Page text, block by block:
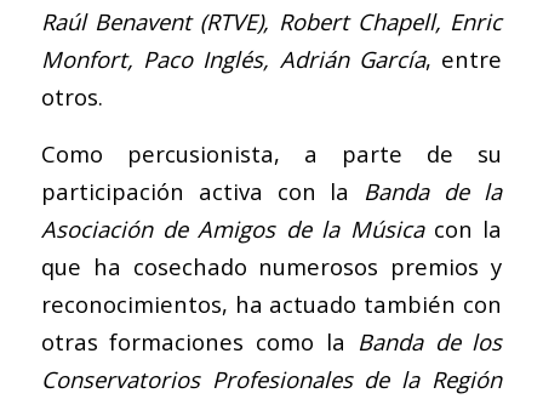
Raúl Benavent (RTVE), Robert Chapell, Enric
Monfort, Paco Inglés, Adrián García, entre
otros.
Como percusionista, a parte de su
participación activa con la Banda de la
Asociación de Amigos de la Músicacon la
que ha cosechado numerosos premios y
reconocimientos, ha actuado también con
otras formaciones como la Banda de los
Conservatorios Profesionales de la Región